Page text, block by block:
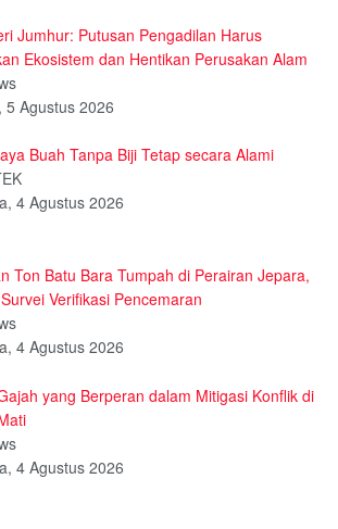
Jumhur: Putusan Pengadilan Harus
Ekosistem dan Hentikan Perusakan Alam
5 Agustus 2026
Buah Tanpa Biji Tetap secara Alami
4 Agustus 2026
Ton Batu Bara Tumpah di Perairan Jepara,
Verifikasi Pencemaran
4 Agustus 2026
yang Berperan dalam Mitigasi Konflik di
4 Agustus 2026